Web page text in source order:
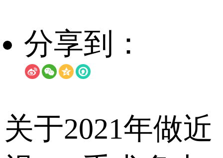
分享到：
关于2021年做近